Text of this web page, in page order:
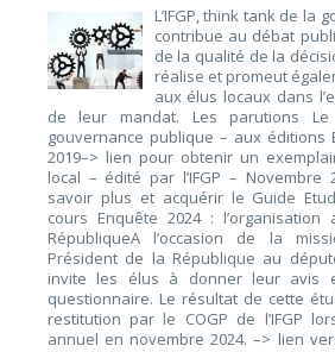
L’IFGP, think tank de la
contribue au débat
de la qualité de la
réalise et promeut
aux élus locaux dans
de leur mandat. Les parutions
gouvernance publique – aux éditions
2019–> lien pour obtenir un
local – édité par l’IFGP – Novembre
savoir plus et acquérir le Guide
cours Enquête 2024 :
RépubliqueA l’occasion de la
Président de la République au
invite les élus à donner leur avis
questionnaire. Le résultat de cette
restitution par le COGP de l’IFGP
annuel en novembre 2024. –> lien